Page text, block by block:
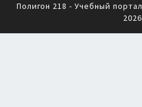
Полигон 218 - Учебный портал
2026